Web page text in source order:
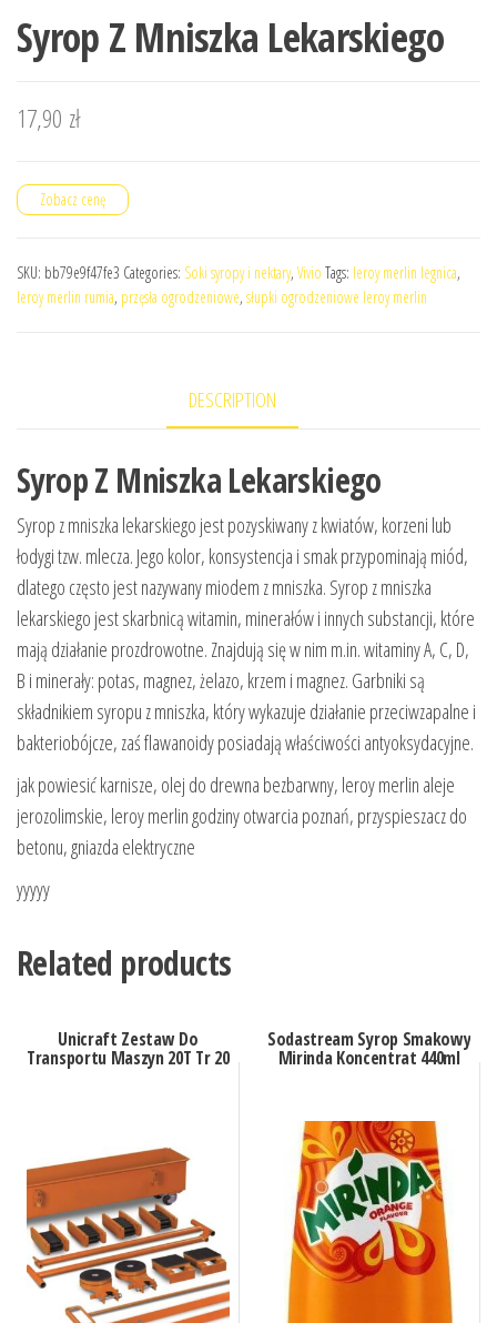
Syrop Z Mniszka Lekarskiego
17,90 zł
Zobacz cenę
SKU: bb79e9f47fe3 Categories: Soki syropy i nektary, Vivio Tags: leroy merlin legnica,
leroy merlin rumia, przęsła ogrodzeniowe, słupki ogrodzeniowe leroy merlin
DESCRIPTION
Syrop Z Mniszka Lekarskiego
Syrop z mniszka lekarskiego jest pozyskiwany z kwiatów, korzeni lub
łodygi tzw. mlecza. Jego kolor, konsystencja i smak przypominają miód,
dlatego często jest nazywany miodem z mniszka. Syrop z mniszka
lekarskiego jest skarbnicą witamin, minerałów i innych substancji, które
mają działanie prozdrowotne. Znajdują się w nim m.in. witaminy A, C, D,
B i minerały: potas, magnez, żelazo, krzem i magnez. Garbniki są
składnikiem syropu z mniszka, który wykazuje działanie przeciwzapalne i
bakteriobójcze, zaś flawanoidy posiadają właściwości antyoksydacyjne.
jak powiesić karnisze, olej do drewna bezbarwny, leroy merlin aleje
jerozolimskie, leroy merlin godziny otwarcia poznań, przyspieszacz do
betonu, gniazda elektryczne
yyyyy
Related products
Unicraft Zestaw Do
Transportu Maszyn 20T Tr 20
Sodastream Syrop Smakowy
Mirinda Koncentrat 440ml